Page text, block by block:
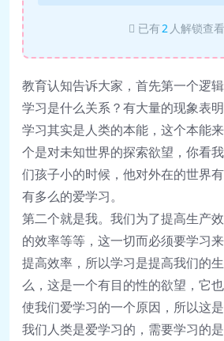
已有 2 人解锁查看
教育认知告诉大家， 首先第一个逻辑
学习是什么关系？有大量的现象表明
学习其实是人类的本能， 这个本能
个是对未知世界的探索欲望，你看我
们孩子小的时候，他对外在的世界
有多么的爱学习。
第二个就是我。 我们为了提高生产
的效率等等， 这一切而必须要学习来
提高效率，所以学习是提高我们的
么， 这是一个有目的性的欲望，它
使我们爱学习的一个原因，所以这
我们人类是爱学习的，需要学习的是